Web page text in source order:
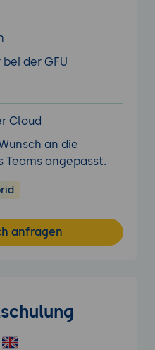
der GFU
Cloud
an die
Teams angepasst.
anfragen